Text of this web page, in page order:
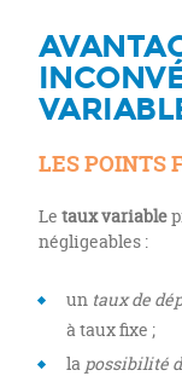
LES POINTS
Le taux variable
négligeables :
un taux de
à taux fixe ;
la possibilité